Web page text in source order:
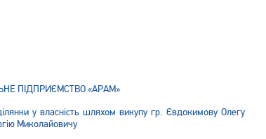
ПІДПРИЄМСТВО «АРАМ»
у власність шляхом викупу гр. Євдокимову Олегу
Миколайовичу